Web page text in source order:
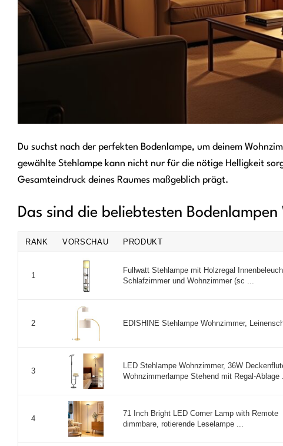
Du suchst nach der perfekten Bodenlampe, um deinem
gewählte Stehlampe kann nicht nur für die nötige Helligkeit
Gesamteindruck deines Raumes maßgeblich prägt.
Das sind die beliebtesten
RANK VORSCHAU PRODUKT
1
Fullwatt Stehlampe mit Holzregal
Schlafzimmer und Wohnzimmer (sc ...
2 EDISHINE Stehlampe Wohnzimmer,
3
LED Stehlampe Wohnzimmer, 36W
Wohnzimmerlampe Stehend mit Regal-Ablage
4
71 Inch Bright LED Corner Lamp with
dimmbare, rotierende Leselampe ...